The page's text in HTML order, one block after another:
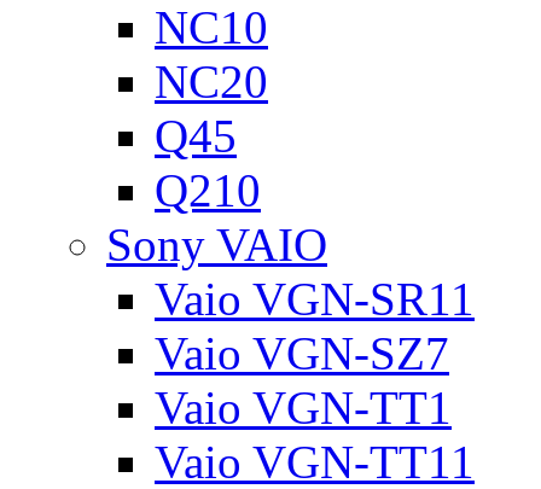
NC10
NC20
Q45
Q210
Sony VAIO
Vaio VGN-SR11
Vaio VGN-SZ7
Vaio VGN-TT1
Vaio VGN-TT11